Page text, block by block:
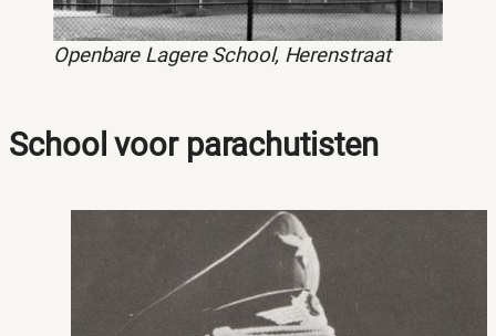
Openbare Lagere School, Herenstraat
School voor parachutisten